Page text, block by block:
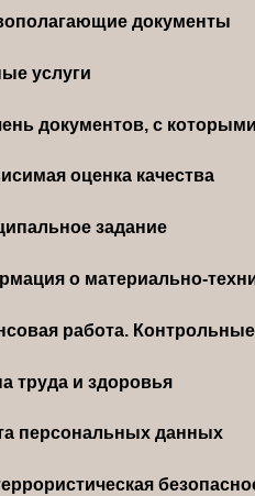
документы
услуги
документов, с
оценка качества
задание
о материально-
работа.
труда и здоровья
персональных данных